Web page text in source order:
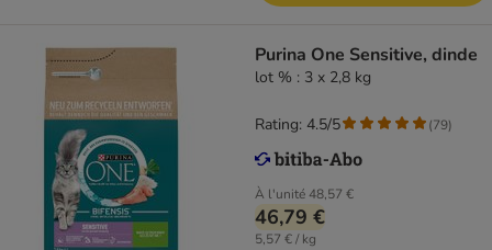
Purina One Sensitive, dinde
lot % : 3 x 2,8 kg
À l'unité48,57 €
46,79 €
5,57 € / kg
Rating: 4.5/5 (79)